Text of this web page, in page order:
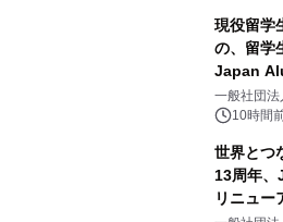
現役留学
の、留学
Japan
をリリー
一般社団
10時間
世界とつ
13周年、
リニュー